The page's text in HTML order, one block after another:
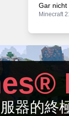
Gar nicht
Minecraft
Minecraft
Minecraft
Minecraft
器的終